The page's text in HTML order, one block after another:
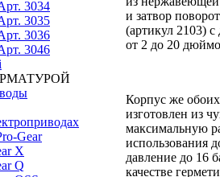
3034
3035
3036
3046
Gear
X
Q
и затвор
(артикул 2103)
от 2 до 20
Корпус же
изготовлен из
максимальную
использования
давление до 16
качестве